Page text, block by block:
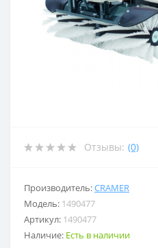
Отзывы: (0)
Производитель:CRAMER
Модель: 1490477
Артикул: 1490477
Наличие: Есть в наличии